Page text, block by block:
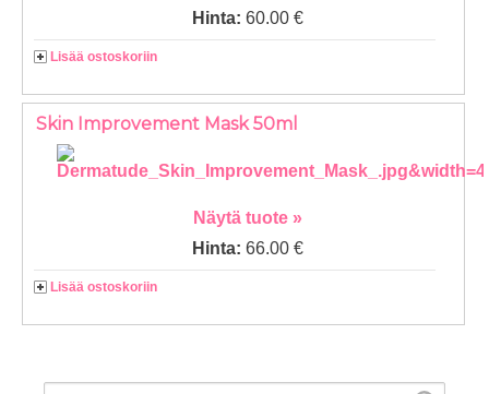
Hinta:60.00 €
Lisää ostoskoriin
Skin Improvement Mask 50ml
Näytä tuote »
Hinta:66.00 €
Lisää ostoskoriin